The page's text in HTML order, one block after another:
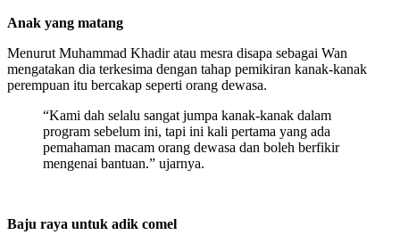
Anak yang matang
Menurut Muhammad Khadir atau mesra disapa sebagai Wan
mengatakan dia terkesima dengan tahap pemikiran kanak-kanak
perempuan itu bercakap seperti orang dewasa.
“Kami dah selalu sangat jumpa kanak-kanak dalam
program sebelum ini, tapi ini kali pertama yang ada
pemahaman macam orang dewasa dan boleh berfikir
mengenai bantuan.” ujarnya.
Baju raya untuk adik comel